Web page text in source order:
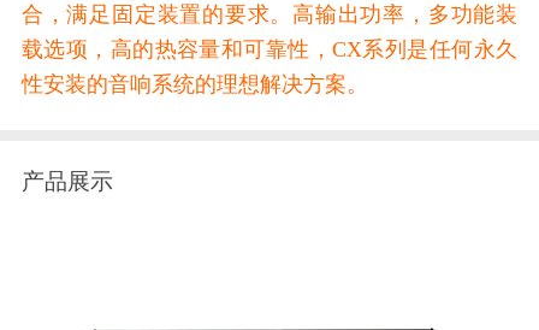
合，满足固定装置的要求。高输出功率，多功能装
载选项，高的热容量和可靠性，CX系列是任何永久
性安装的音响系统的理想解决方案。
产品展示